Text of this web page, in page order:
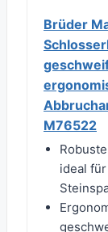
Brüder
M76522
ideal